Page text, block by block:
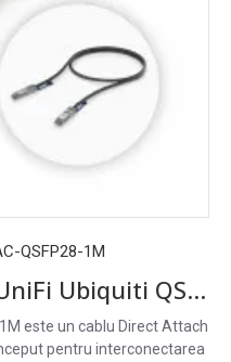
QSFP28-1M
Cablu Direct Attach UniFi Ubiquiti QSFP28 100G, 1 m, UACC-DAC-QSFP28-1M
este un cablu Direct Attach
pentru interconectarea